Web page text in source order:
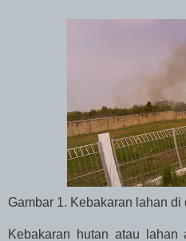
Gambar 1. Kebakaran lahan di
Kebakaran hutan atau lahan